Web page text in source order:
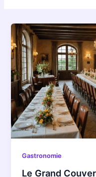
Gastronomie
Le Grand